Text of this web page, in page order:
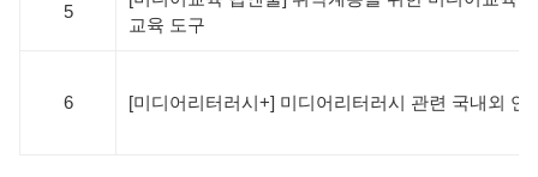
5
교육 도구
6 [미디어리터러시+] 미디어리터러시 관련 국내외 연